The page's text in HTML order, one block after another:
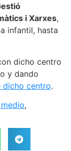
i Xarxes,
infantil, hasta
dicho centro
y dando
dicho centro.
,